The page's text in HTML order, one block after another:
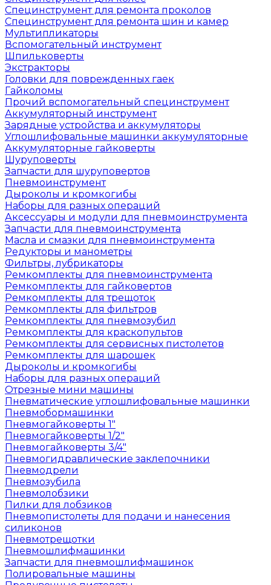
Специнструмент для ремонта проколов
Специнструмент для ремонта шин и камер
Мультипликаторы
Вспомогательный инструмент
Шпильковерты
Экстракторы
Головки для поврежденных гаек
Гайколомы
Прочий вспомогательный специнструмент
Аккумуляторный инструмент
Зарядные устройства и аккумуляторы
Углошлифовальные машинки аккумуляторные
Аккумуляторные гайковерты
Шуруповерты
Запчасти для шуруповертов
Пневмоинструмент
Дыроколы и кромкогибы
Наборы для разных операций
Аксессуары и модули для пневмоинструмента
Запчасти для пневмоинструмента
Масла и смазки для пневмоинструмента
Редукторы и манометры
Фильтры, лубрикаторы
Ремкомплекты для пневмоинструмента
Ремкомплекты для гайковертов
Ремкомплекты для трещоток
Ремкомплекты для фильтров
Ремкомплекты для пневмозубил
Ремкомплекты для краскопультов
Ремкомплекты для сервисных пистолетов
Ремкомплекты для шарошек
Дыроколы и кромкогибы
Наборы для разных операций
Отрезные мини машины
Пневматические углошлифовальные машинки
Пневмобормашинки
Пневмогайковерты 1"
Пневмогайковерты 1/2"
Пневмогайковерты 3/4"
Пневмогидравлические заклепочники
Пневмодрели
Пневмозубила
Пневмолобзики
Пилки для лобзиков
Пневмопистолеты для подачи и нанесения
силиконов
Пневмотрещотки
Пневмошлифмашинки
Запчасти для пневмошлифмашинок
Полировальные машины